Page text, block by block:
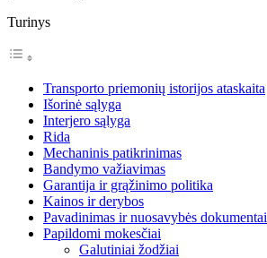
Turinys
Transporto priemonių istorijos ataskaita
Išorinė sąlyga
Interjero sąlyga
Rida
Mechaninis patikrinimas
Bandymo važiavimas
Garantija ir grąžinimo politika
Kainos ir derybos
Pavadinimas ir nuosavybės dokumentai
Papildomi mokesčiai
Galutiniai žodžiai